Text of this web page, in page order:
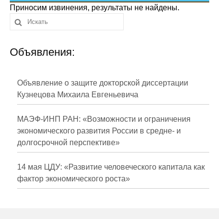
Сотрудники
Отчетность
Противодействие коррупции
Публикации
Научная жизнь
Издания
Проблемы прогнозирования
О журнале
Приносим извинения, результаты не найдены.
Объявления:
Объявление о защите докторской диссертации
Кузнецова Михаила Евгеньевича
МАЭФ-ИНП РАН: «Возможности и ограничения
экономического развития России в средне- и
долгосрочной перспективе»
14 мая ЦДУ: «Развитие человеческого капитала как
фактор экономического роста»